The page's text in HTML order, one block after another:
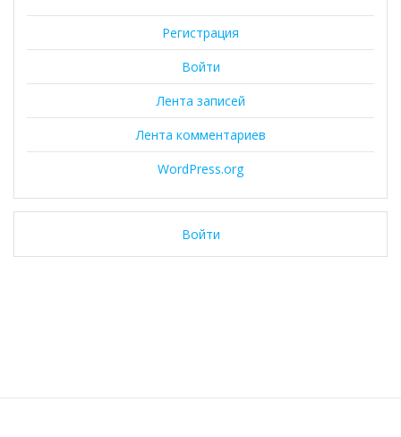
Регистрация
Войти
Лента записей
Лента комментариев
WordPress.org
Войти